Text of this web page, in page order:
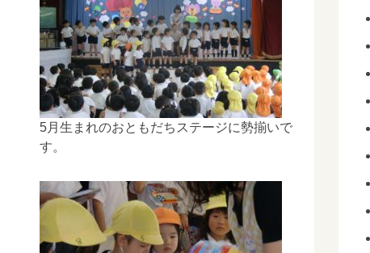
5月生まれのおともだちステージに勢揃いで
す。